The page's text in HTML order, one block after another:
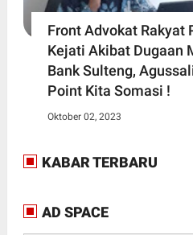
Front Advokat Rakyat
Kejati Akibat Dugaan
Bank Sulteng,
Point Kita Somasi !
Oktober 02, 2023
KABAR TERBARU
AD SPACE